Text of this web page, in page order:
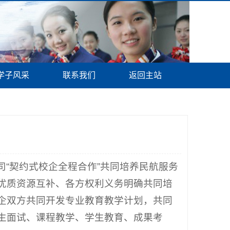
子风采 联系我们 返回主站
契约式校企全程合作”共同培养民航服务
质资源互补、各方权利义务明确共同培
方共同开发专业教育教学计划，共同
面试、课程教学、学生教育、成果考